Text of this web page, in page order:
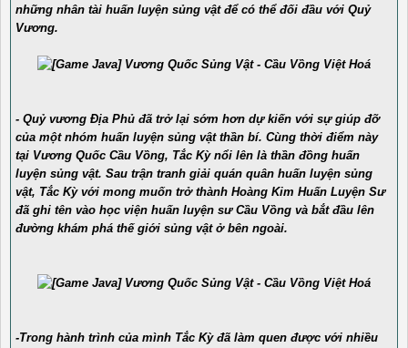
những nhân tài huấn luyện sủng vật để có thể đối đầu với Quỷ
Vương.
- Quỷ vương Địa Phủ đã trở lại sớm hơn dự kiến với sự giúp đỡ
của một nhóm huấn luyện sủng vật thần bí. Cùng thời điểm này
tại Vương Quốc Cầu Vồng, Tắc Kỳ nổi lên là thần đồng huấn
luyện sủng vật. Sau trận tranh giải quán quân huấn luyện sủng
vật, Tắc Kỳ với mong muốn trở thành Hoàng Kim Huấn Luyện Sư
đã ghi tên vào học viện huấn luyện sư Cầu Vồng và bắt đầu lên
đường khám phá thế giới sủng vật ở bên ngoài.
-Trong hành trình của mình Tắc Kỳ đã làm quen được với nhiều